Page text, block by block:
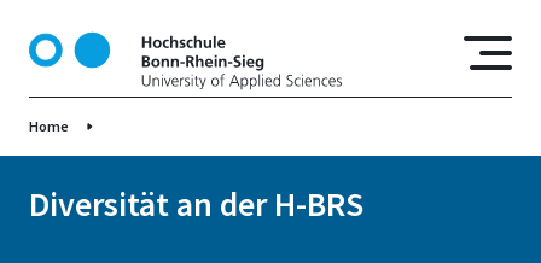
t
Home
Diversität an der H-BRS